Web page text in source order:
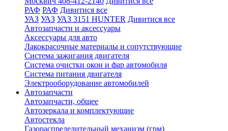
РАФ РАФ Дивитися все
УАЗ УАЗ УАЗ 3151 HUNTER Дивитися все
Автозапчасти и аксессуары
Аксессуары для авто
Лакокрасочные материалы и сопутствующие
Система зажигания двигателя
Система очистки окон и фар автомобиля
Система питания двигателя
Электрооборудование автомобилей
Автозапчасти
Автозапчасти, общее
Автозеркала и комплектующие
Автостекла
Газораспределительный механизм (грм)